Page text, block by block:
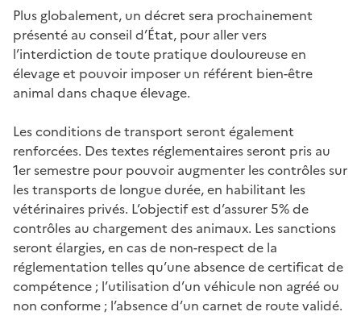
Plus globalement, un décret sera prochainement
présenté au conseil d’État, pour aller vers
l’interdiction de toute pratique douloureuse en
élevage et pouvoir imposer un référent bien-être
animal dans chaque élevage.
Les conditions de transport seront également
renforcées. Des textes réglementaires seront pris au
1er semestre pour pouvoir augmenter les contrôles sur
les transports de longue durée, en habilitant les
vétérinaires privés. L’objectif est d’assurer 5% de
contrôles au chargement des animaux. Les sanctions
seront élargies, en cas de non-respect de la
réglementation telles qu’une absence de certificat de
compétence ; l’utilisation d’un véhicule non agréé ou
non conforme ; l’absence d’un carnet de route validé.